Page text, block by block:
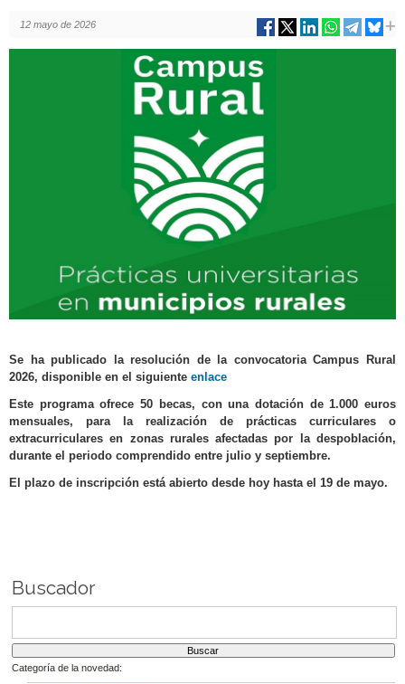
12 mayo de 2026
Se ha publicado la resolución de la convocatoria Campus Rural
2026, disponible en el siguienteenlace
Este programa ofrece 50 becas, con una dotación de 1.000 euros
mensuales, para la realización de prácticas curriculares o
extracurriculares en zonas rurales afectadas por la despoblación,
durante el periodo comprendido entre julio y septiembre.
El plazo de inscripción está abierto desde hoy hasta el 19 de mayo.
Buscador
Categoría de la novedad: